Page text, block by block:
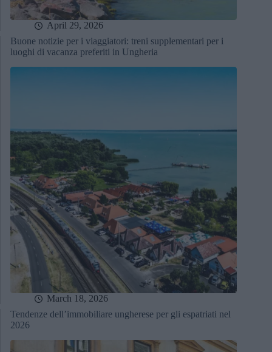
April 29, 2026
Buone notizie per i viaggiatori: treni supplementari per i
luoghi di vacanza preferiti in Ungheria
March 18, 2026
Tendenze dell’immobiliare ungherese per gli espatriati nel
2026